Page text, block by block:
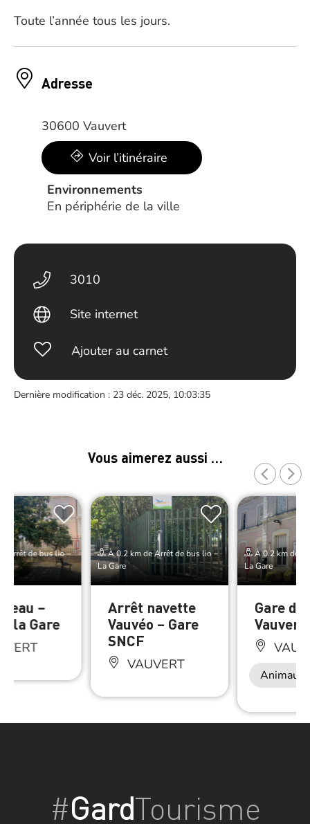
Toute l’année tous les jours.
Adresse
30600 Vauvert
Voir l’itinéraire
Environnements
En périphérie de la ville
3010
Site internet
Ajouter au carnet
Dernière modification : 23 déc. 2025, 10:03:35
Vous aimerez aussi …
Arrêt de bus lio –
–
la Gare
À 0.2 km de Arrêt de bus lio –
La Gare
Arrêt navette
Vauvéo – Gare
SNCF
VAUVERT
À 0.2 km de
La Gare
Gare de
Vauvert
Animaux
#GardTourisme